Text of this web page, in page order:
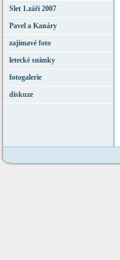
Slet 1.září 2007
Pavel a Kanáry
zajímavé foto
letecké snímky
fotogalerie
diskuze